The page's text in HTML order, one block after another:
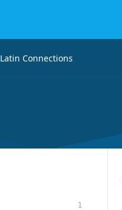
Latin Connections
1